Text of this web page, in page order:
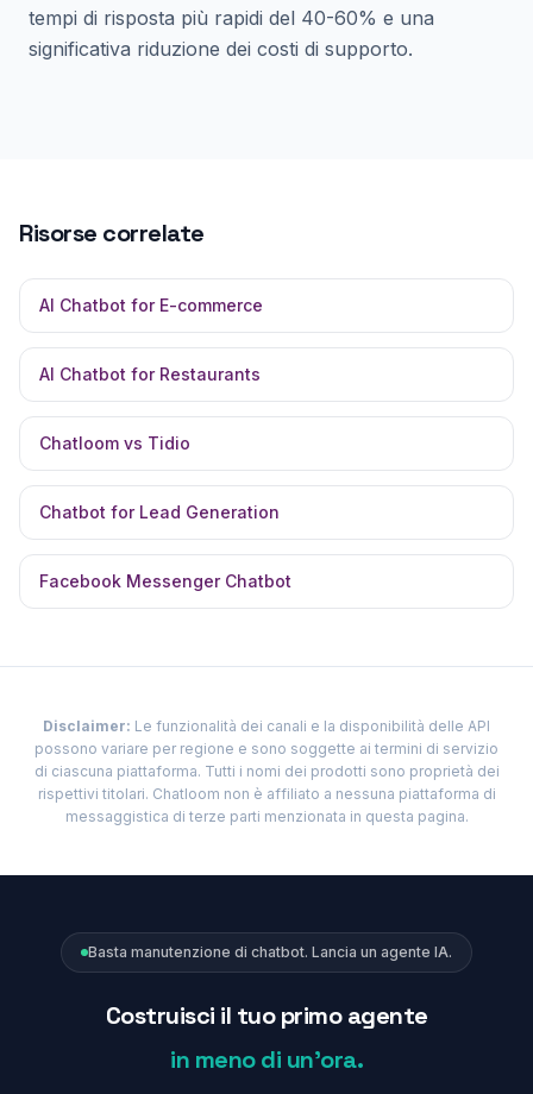
tempi di risposta più rapidi del 40-60% e una
significativa riduzione dei costi di supporto.
Risorse correlate
AI Chatbot for E-commerce
AI Chatbot for Restaurants
Chatloom vs Tidio
Chatbot for Lead Generation
Facebook Messenger Chatbot
Disclaimer: Le funzionalità dei canali e la disponibilità delle API
possono variare per regione e sono soggette ai termini di servizio
di ciascuna piattaforma. Tutti i nomi dei prodotti sono proprietà dei
rispettivi titolari. Chatloom non è affiliato a nessuna piattaforma di
messaggistica di terze parti menzionata in questa pagina.
Basta manutenzione di chatbot. Lancia un agente IA.
Costruisci il tuo primo agente
in meno di un'ora.